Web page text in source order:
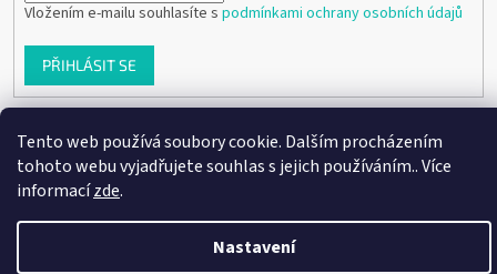
Tento web používá soubory cookie. Dalším procházením
tohoto webu vyjadřujete souhlas s jejich používáním.. Více
informacízde.
Nastavení
Vložením e-mailu souhlasíte s podmínkami ochrany osobních údajů
PŘIHLÁSIT SE
Vytvořil Shoptet
Copyright 2026Ráj dětských botiček. Všechna práva vyhrazena.